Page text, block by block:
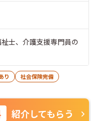
士、介護支援専門員の
り
社会保険完備
紹介してもらう